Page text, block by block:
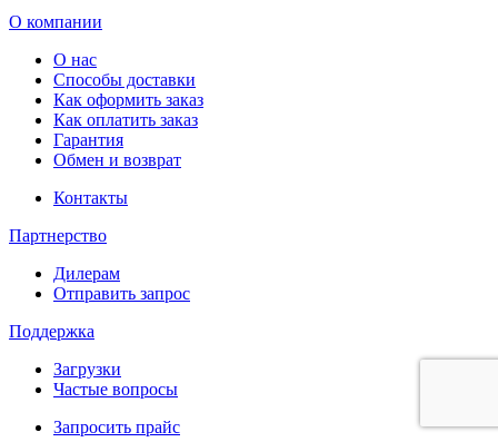
О компании
О нас
Способы доставки
Как оформить заказ
Как оплатить заказ
Гарантия
Обмен и возврат
Контакты
Партнерство
Дилерам
Отправить запрос
Поддержка
Загрузки
Частые вопросы
Запросить прайс